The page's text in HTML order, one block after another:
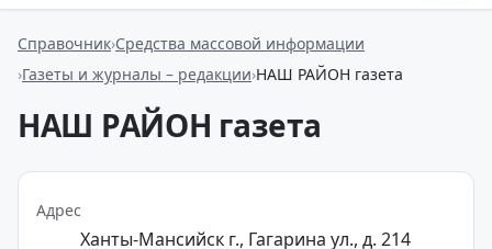
Справочник Средства массовой информации
Газеты и журналы – редакции НАШ РАЙОН газета
НАШ РАЙОН газета
Адрес
Ханты-Мансийск г., Гагарина ул., д. 214